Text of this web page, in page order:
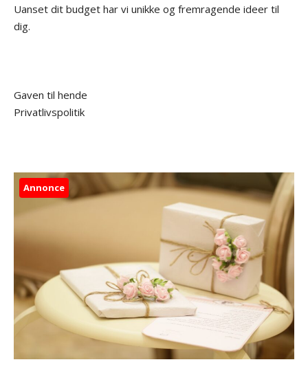
Uanset dit budget har vi unikke og fremragende ideer til
dig.
Gaven til hende
Privatlivspolitik
Annonce